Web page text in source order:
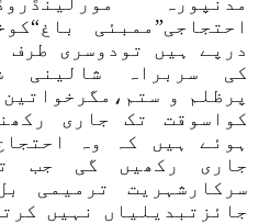
احتجاجی”ممبئی
درپے ہیں تودوسری طرف
کی سربراہ شالینی
پرظلم و
کواسوقت تک جاری
ہوئے ہیں کہ وہ
جاری رکھیں گی جب
سرکارشہریت ترمیمی
جائزتبدیلیاں نہیں